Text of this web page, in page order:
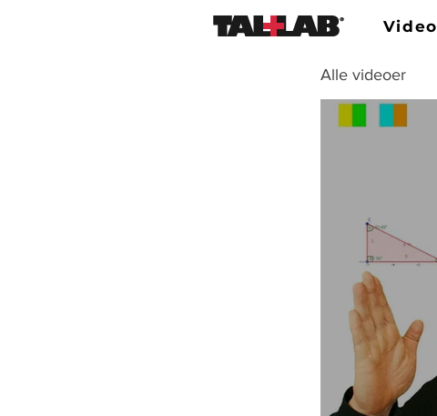
Video
Alle videoer